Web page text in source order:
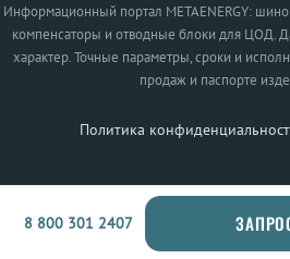
Информационный портал METAENERGY:
компенсаторы и отводные блоки для ЦОД.
характер. Точные параметры, сроки и
продаж и паспорте
Политика
8 800 301 2407